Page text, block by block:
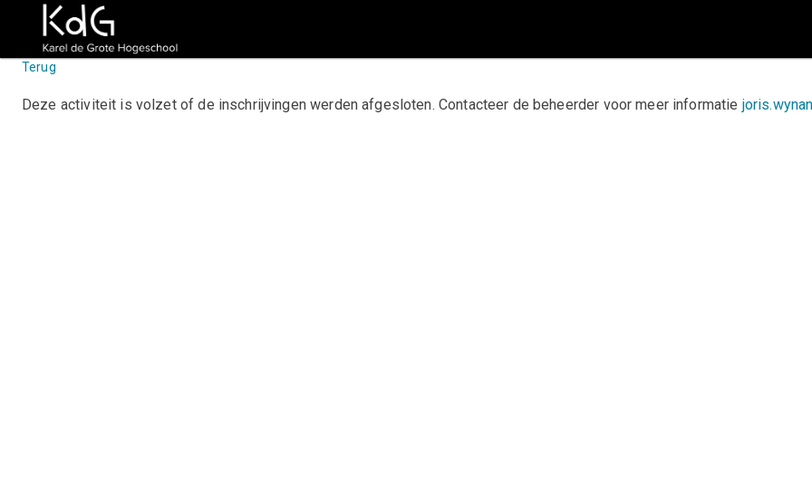
Terug
Deze activiteit is volzet of de inschrijvingen werden afgesloten. Contacteer de beheerder voor meer informatie